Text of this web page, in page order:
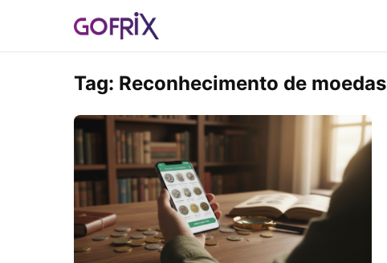
Tag: Reconhecimento de moedas